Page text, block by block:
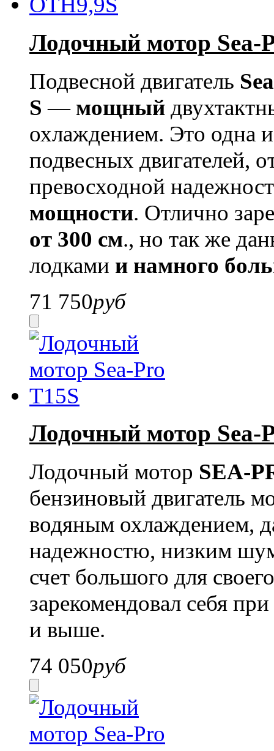
Лодочный мотор Sea-
Подвесной двигатель
S — мощный
охлаждением. Это одна
подвесных двигателей,
превосходной
мощности. Отлично
от 300 см., но так же
лодками и намного
71 750руб
Лодочный мотор Sea-
Лодочный мотор SEA-
бензиновый двигатель
водяным охлаждением,
надежностю, низким
счет большого для
зарекомендовал себя
и выше.
74 050руб